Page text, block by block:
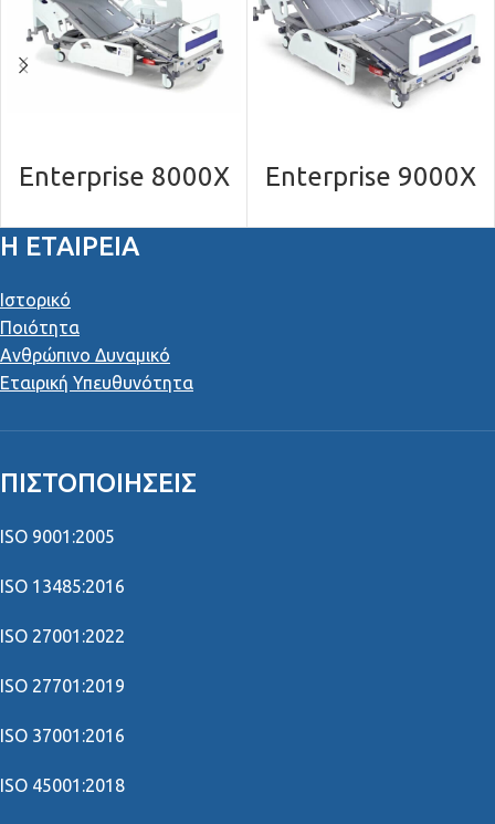
Enterprise 8000Χ Enterprise 9000X
Η ΕΤΑΙΡΕΙΑ
Ιστορικό
Ποιότητα
Ανθρώπινο Δυναμικό
Εταιρική Υπευθυνότητα
ΠΙΣΤΟΠΟΙΉΣΕΙΣ
ISO 9001:2005
ISO 13485:2016
ISO 27001:2022
ISO 27701:2019
ISO 37001:2016
ISO 45001:2018